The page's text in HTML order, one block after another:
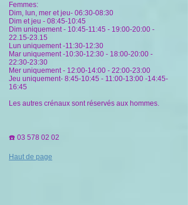
Femmes:
Dim, lun, mer et jeu- 06:30-08:30
Dim et jeu - 08:45-10:45
Dim uniquement - 10:45-11:45 - 19:00-20:00 -
22.15-23.15
Lun uniquement -11:30-12:30
Mar uniquement -10:30-12:30 - 18:00-20:00 -
22:30-23:30
Mer uniquement - 12:00-14:00 - 22:00-23:00
Jeu uniquement- 8:45-10:45 - 11:00-13:00 -14:45-
16:45
Les autres crénaux sont réservés aux hommes.
☎️ 03 578 02 02
Haut de page